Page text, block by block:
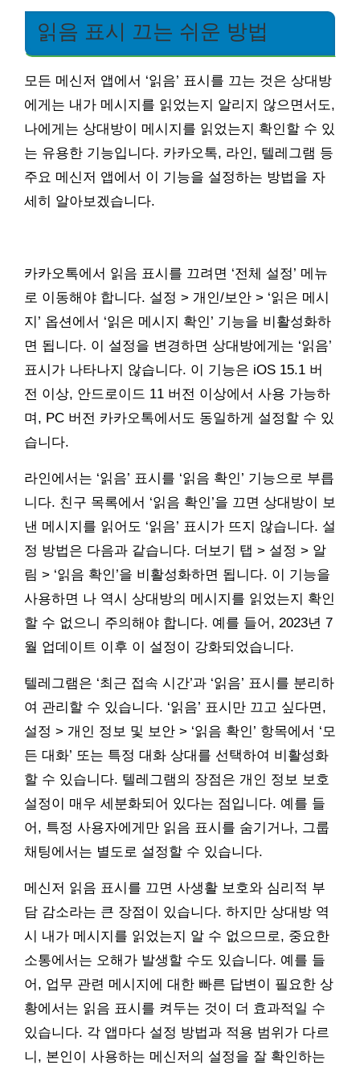
읽음 표시 끄는 쉬운 방법
모든 메신저 앱에서 ‘읽음’ 표시를 끄는 것은 상대방
에게는 내가 메시지를 읽었는지 알리지 않으면서도,
나에게는 상대방이 메시지를 읽었는지 확인할 수 있
는 유용한 기능입니다. 카카오톡, 라인, 텔레그램 등
주요 메신저 앱에서 이 기능을 설정하는 방법을 자
세히 알아보겠습니다.
카카오톡에서 읽음 표시를 끄려면 ‘전체 설정’ 메뉴
로 이동해야 합니다. 설정 > 개인/보안 > ‘읽은 메시
지’ 옵션에서 ‘읽은 메시지 확인’ 기능을 비활성화하
면 됩니다. 이 설정을 변경하면 상대방에게는 ‘읽음’
표시가 나타나지 않습니다. 이 기능은 iOS 15.1 버
전 이상, 안드로이드 11 버전 이상에서 사용 가능하
며, PC 버전 카카오톡에서도 동일하게 설정할 수 있
습니다.
라인에서는 ‘읽음’ 표시를 ‘읽음 확인’ 기능으로 부릅
니다. 친구 목록에서 ‘읽음 확인’을 끄면 상대방이 보
낸 메시지를 읽어도 ‘읽음’ 표시가 뜨지 않습니다. 설
정 방법은 다음과 같습니다. 더보기 탭 > 설정 > 알
림 > ‘읽음 확인’을 비활성화하면 됩니다. 이 기능을
사용하면 나 역시 상대방의 메시지를 읽었는지 확인
할 수 없으니 주의해야 합니다. 예를 들어, 2023년 7
월 업데이트 이후 이 설정이 강화되었습니다.
텔레그램은 ‘최근 접속 시간’과 ‘읽음’ 표시를 분리하
여 관리할 수 있습니다. ‘읽음’ 표시만 끄고 싶다면,
설정 > 개인 정보 및 보안 > ‘읽음 확인’ 항목에서 ‘모
든 대화’ 또는 특정 대화 상대를 선택하여 비활성화
할 수 있습니다. 텔레그램의 장점은 개인 정보 보호
설정이 매우 세분화되어 있다는 점입니다. 예를 들
어, 특정 사용자에게만 읽음 표시를 숨기거나, 그룹
채팅에서는 별도로 설정할 수 있습니다.
메신저 읽음 표시를 끄면 사생활 보호와 심리적 부
담 감소라는 큰 장점이 있습니다. 하지만 상대방 역
시 내가 메시지를 읽었는지 알 수 없으므로, 중요한
소통에서는 오해가 발생할 수도 있습니다. 예를 들
어, 업무 관련 메시지에 대한 빠른 답변이 필요한 상
황에서는 읽음 표시를 켜두는 것이 더 효과적일 수
있습니다. 각 앱마다 설정 방법과 적용 범위가 다르
니, 본인이 사용하는 메신저의 설정을 잘 확인하는